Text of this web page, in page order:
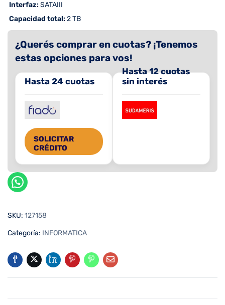
 Interfaz:SATAIII
 Capacidad total:2 TB
¿Querés comprar en cuotas? ¡Tenemos
estas opciones para vos!
Hasta 24 cuotas
SOLICITAR
CRÉDITO
Hasta 12 cuotas
sin interés
SKU: 127158
Categoría: INFORMATICA